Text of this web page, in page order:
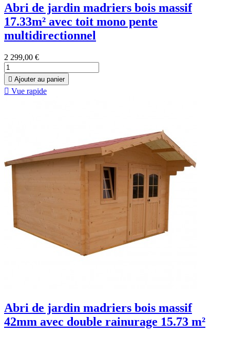
Abri de jardin madriers bois massif
17.33m² avec toit mono pente
multidirectionnel
2 299,00 €
 Ajouter au panier
 Vue rapide
Abri de jardin madriers bois massif
42mm avec double rainurage 15.73 m²